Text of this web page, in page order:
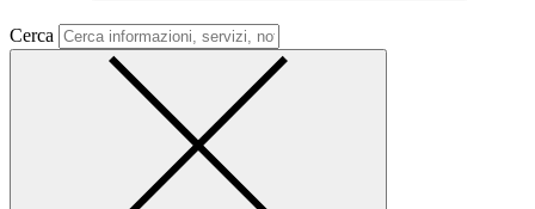
Cerca